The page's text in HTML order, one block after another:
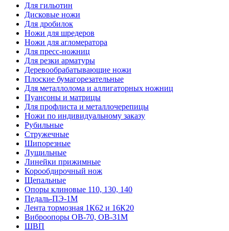
Для гильотин
Дисковые ножи
Для дробилок
Ножи для шредеров
Ножи для агломератора
Для пресс-ножниц
Для резки арматуры
Деревообрабатывающие ножи
Плоские бумагорезательные
Для металлолома и аллигаторных ножниц
Пуансоны и матрицы
Для профлиста и металлочерепицы
Ножи по индивидуальному заказу
Рубильные
Стружечные
Шипорезные
Лущильные
Линейки прижимные
Корообдирочный нож
Щепальные
Опоры клиновые 110, 130, 140
Педаль-ПЭ-1М
Лента тормозная 1К62 и 16К20
Виброопоры OB-70, OB-31M
ШВП